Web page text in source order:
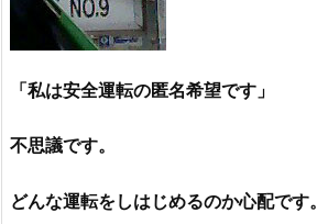
「私は安全運転の匿名希望です」
不思議です。
どんな運転をしはじめるのか心配です。